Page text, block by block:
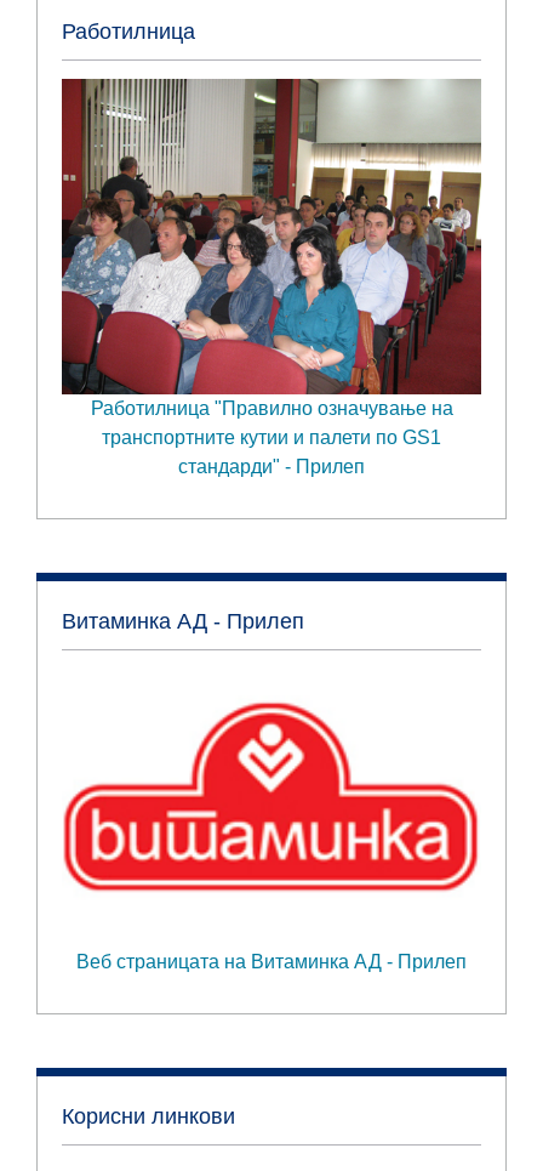
Работилница
Работилница "Правилно означување на
транспортните кутии и палети по GS1
стандарди" - Прилеп
Витаминка АД - Прилеп
Веб страницата на Витаминка АД - Прилеп
Корисни линкови